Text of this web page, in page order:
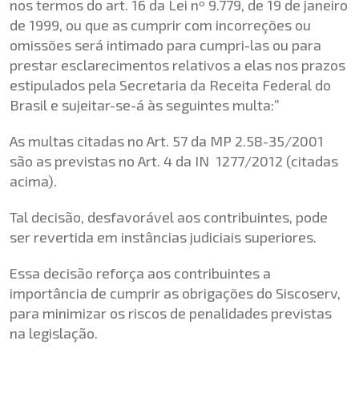
nos termos do art. 16 da Lei nº 9.779, de 19 de janeiro
de 1999, ou que as cumprir com incorreções ou
omissões será intimado para cumpri-las ou para
prestar esclarecimentos relativos a elas nos prazos
estipulados pela Secretaria da Receita Federal do
Brasil e sujeitar-se-á às seguintes multa:”
As multas citadas no Art. 57 da MP 2.58-35/2001
são as previstas no Art. 4 da IN 1277/2012 (citadas
acima).
Tal decisão, desfavorável aos contribuintes, pode
ser revertida em instâncias judiciais superiores.
Essa decisão reforça aos contribuintes a
importância de cumprir as obrigações do Siscoserv,
para minimizar os riscos de penalidades previstas
na legislação.